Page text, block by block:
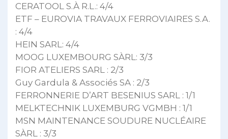
CERATOOL S.À R.L.: 4/4
ETF – EUROVIA TRAVAUX FERROVIAIRES S.A.
: 4/4
HEIN SARL: 4/4
MOOG LUXEMBOURG SÀRL: 3/3
FIOR ATELIERS SARL : 2/3
Guy Gardula & Associés SA : 2/3
FERRONNERIE D’ART BESENIUS SARL : 1/1
MELKTECHNIK LUXEMBURG VGMBH : 1/1
MSN MAINTENANCE SOUDURE NUCLÉAIRE
SÀRL : 3/3